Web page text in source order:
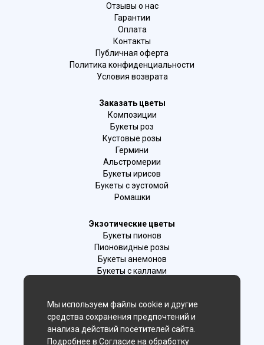
Отзывы о нас
Гарантии
Оплата
Контакты
Публичная оферта
Политика конфиденциальности
Условия возврата
Заказать цветы
Композиции
Букеты роз
Кустовые розы
Гермини
Альстромерии
Букеты ирисов
Букеты с эустомой
Ромашки
Экзотические цветы
Букеты пионов
Пионовидные розы
Букеты анемонов
Букеты с каллами
Лаванда
Гиацинты
Мы используем файлы cookie и другие
средства сохранения предпочтений и
анализа действий посетителей сайта.
Подробнее в Согласие на обработку